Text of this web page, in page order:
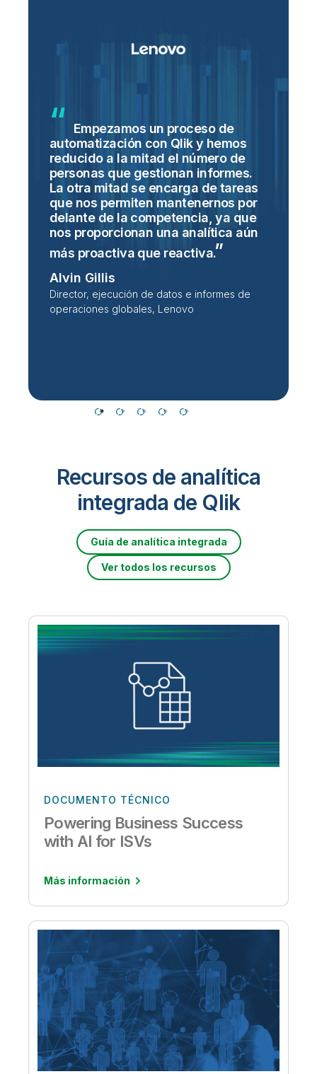
Empezamos un proceso de
automatización con Qlik y hemos
reducido a la mitad el número de
personas que gestionan informes.
La otra mitad se encarga de tareas
que nos permiten mantenernos por
delante de la competencia, ya que
nos proporcionan una analítica aún
más proactiva que reactiva.
Alvin Gillis
Director, ejecución de datos e informes de
operaciones globales, Lenovo
Recursos de analítica
integrada de Qlik
Guía de analítica integrada
Ver todos los recursos
DOCUMENTO TÉCNICO
Powering Business Success
with AI for ISVs
Más información